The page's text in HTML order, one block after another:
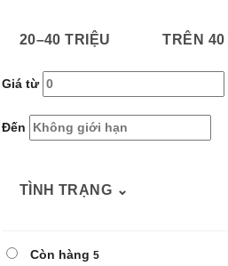
20–40 TRIỆU TRÊN 40
Giá từ
Đến
TÌNH TRẠNG ⌄
Còn hàng 5